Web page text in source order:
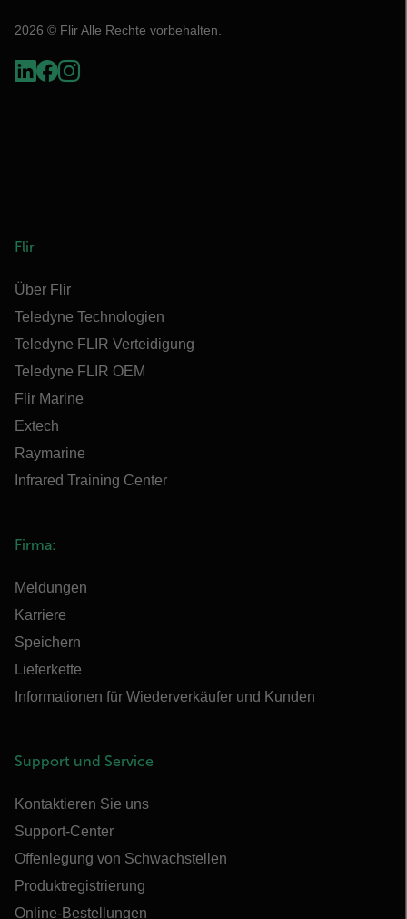
2026 © Flir Alle Rechte vorbehalten.
Flir
Über Flir
Teledyne Technologien
Teledyne FLIR Verteidigung
Teledyne FLIR OEM
Flir Marine
Extech
Raymarine
Infrared Training Center
Firma:
Meldungen
Karriere
Speichern
Lieferkette
Informationen für Wiederverkäufer und Kunden
Support und Service
Kontaktieren Sie uns
Support-Center
Offenlegung von Schwachstellen
Produktregistrierung
Online-Bestellungen